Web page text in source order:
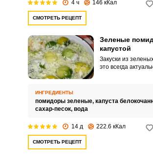
4 ч 146 кКал
СМОТРЕТЬ РЕЦЕПТ
Зеленые
капустой
Закуски из
это всегда
приемы пищи.
ИНГРЕДИЕНТЫ
помидоры зеленые, капуста
сахар-песок, вода
14 д 222.6 кКал
СМОТРЕТЬ РЕЦЕПТ